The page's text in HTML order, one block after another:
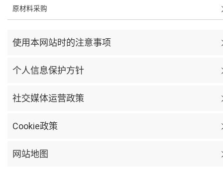
原材料采购
使用本网站时的注意事项
个人信息保护方针
社交媒体运营政策
Cookie政策
网站地图